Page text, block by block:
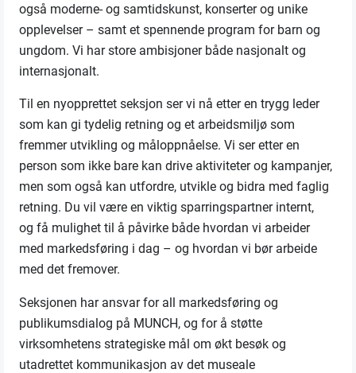
også moderne- og samtidskunst, konserter og unike
opplevelser – samt et spennende program for barn og
ungdom. Vi har store ambisjoner både nasjonalt og
internasjonalt.
Til en nyopprettet seksjon ser vi nå etter en trygg leder
som kan gi tydelig retning og et arbeidsmiljø som
fremmer utvikling og måloppnåelse. Vi ser etter en
person som ikke bare kan drive aktiviteter og kampanjer,
men som også kan utfordre, utvikle og bidra med faglig
retning. Du vil være en viktig sparringspartner internt,
og få mulighet til å påvirke både hvordan vi arbeider
med markedsføring i dag – og hvordan vi bør arbeide
med det fremover.
Seksjonen har ansvar for all markedsføring og
publikumsdialog på MUNCH, og for å støtte
virksomhetens strategiske mål om økt besøk og
utadrettet kommunikasjon av det museale